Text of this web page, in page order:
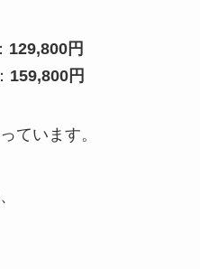
129,800円
159,800円
ています。